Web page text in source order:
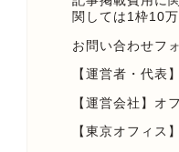
関しては1枠10
お問い合わせフ
【運営者・代表
【運営会社】オ
【東京オフィス